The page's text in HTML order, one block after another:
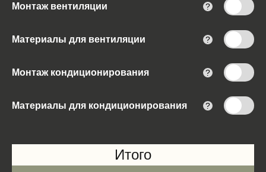
Монтаж вентиляции ?
Материалы для вентиляции ?
Монтаж кондиционирования ?
Материалы для кондиционирования ?
Итого